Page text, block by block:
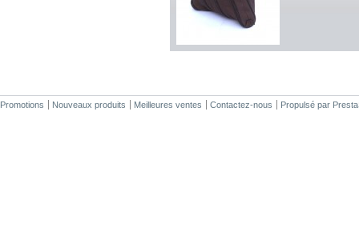
Promotions Nouveaux produits Meilleures ventes Contactez-nous Propulsé par